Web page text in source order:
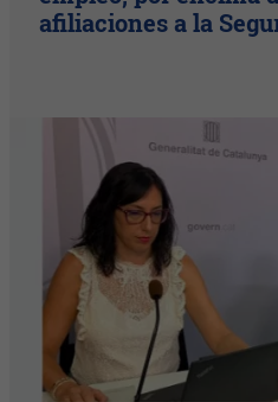
afiliaciones a la